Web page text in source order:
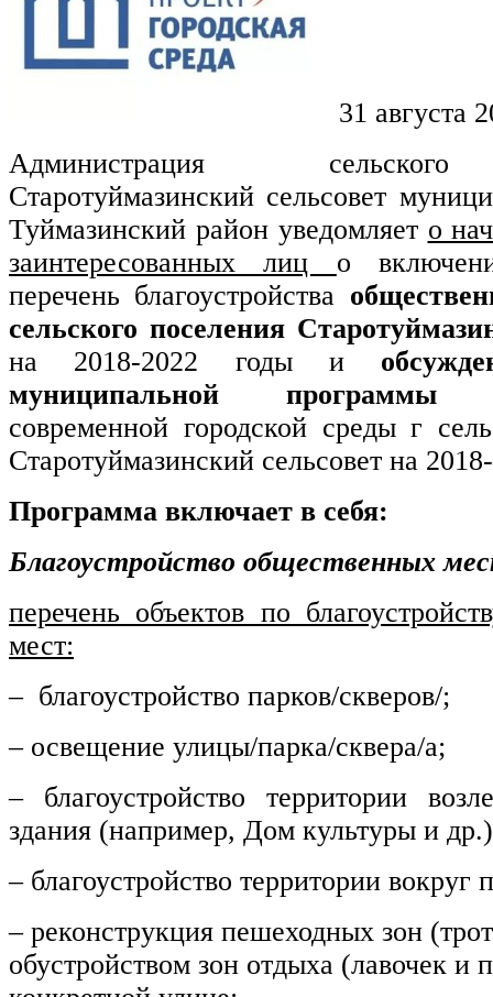
31 августа
Администрация
Старотуймазинский сельсовет
Туймазинский район уведомляет о
заинтересованных лиц о
перечень благоустройства
сельского поселения
на 2018-2022 годы и
муниципальной программы
современной городской среды г
Старотуймазинский сельсовет на
Программа включает в себя:
Благоустройство общественных
перечень объектов по
мест:
– благоустройство парков/скверов/;
– освещение улицы/парка/сквера/а;
– благоустройство территории
здания (например, Дом культуры и
– благоустройство территории вокруг
– реконструкция пешеходных зон
обустройством зон отдыха (лавочек и